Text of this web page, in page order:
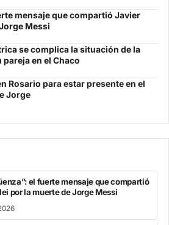
mensaje que compartió Javier
Messi
se complica la situación de la
en el Chaco
Rosario para estar presente en el
Jorge
el fuerte mensaje que compartió
por la muerte de Jorge Messi